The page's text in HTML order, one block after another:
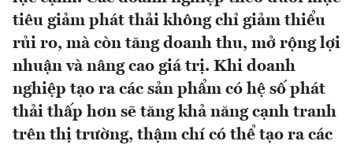
tiêu giảm phát thải không chỉ giảm thiểu
rủi ro, mà còn tăng doanh thu, mở rộng lợi
nhuận và nâng cao giá trị. Khi doanh
nghiệp tạo ra các sản phẩm có hệ số phát
thải thấp hơn sẽ tăng khả năng cạnh tranh
trên thị trường, thậm chí có thể tạo ra các